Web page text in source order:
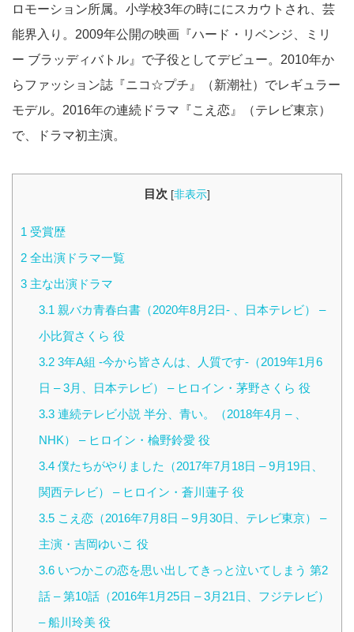
ロモーション所属。小学校3年の時ににスカウトされ、芸
能界入り。2009年公開の映画『ハード・リベンジ、ミリ
ー ブラッディバトル』で子役としてデビュー。2010年か
らファッション誌『ニコ☆プチ』（新潮社）でレギュラー
モデル。2016年の連続ドラマ『こえ恋』（テレビ東京）
で、ドラマ初主演。
目次 [非表示]
1 受賞歴
2 全出演ドラマ一覧
3 主な出演ドラマ
3.1 親バカ青春白書（2020年8月2日- 、日本テレビ） –
小比賀さくら 役
3.23年A組 -今から皆さんは、人質です-（2019年1月6
日 – 3月、日本テレビ） – ヒロイン・茅野さくら 役
3.3連続テレビ小説 半分、青い。（2018年4月 – 、
NHK） – ヒロイン・楡野鈴愛 役
3.4僕たちがやりました（2017年7月18日 – 9月19日、
関西テレビ） – ヒロイン・蒼川蓮子 役
3.5こえ恋（2016年7月8日 – 9月30日、テレビ東京） –
主演・吉岡ゆいこ 役
3.6いつかこの恋を思い出してきっと泣いてしまう 第2
話 – 第10話（2016年1月25日 – 3月21日、フジテレビ）
– 船川玲美 役